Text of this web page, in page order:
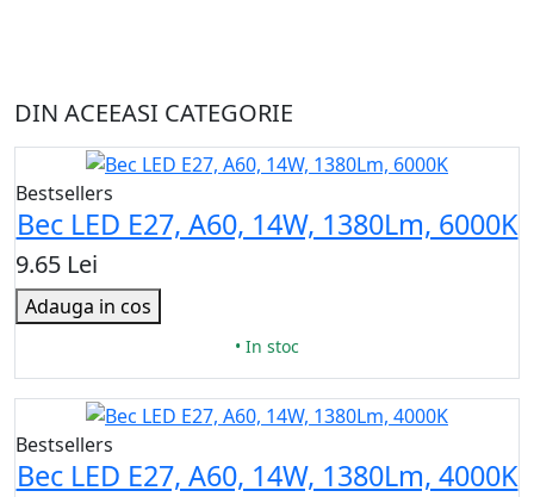
DIN ACEEASI CATEGORIE
Bestsellers
Bec LED E27, A60, 14W, 1380Lm, 6000K
9.65 Lei
Adauga in cos
• In stoc
Bestsellers
Bec LED E27, A60, 14W, 1380Lm, 4000K